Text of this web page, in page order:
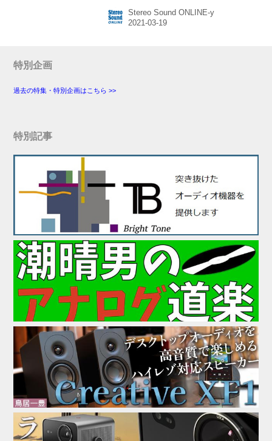
は、USB Type-C端子を備え、DAC・ヘッドホ
ンアンプを内蔵したポータブルタイプの製品。
Stereo Sound ONLINE-y
特別企画
過去の特集・特別企画はこちら >>
特別記事